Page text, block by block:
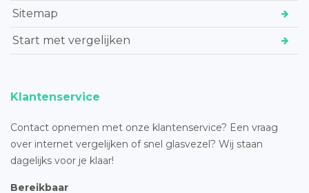
Sitemap
Start met vergelijken
Klantenservice
Contact opnemen met onze klantenservice? Een vraag
over internet vergelijken of snel glasvezel? Wij staan
dagelijks voor je klaar!
Bereikbaar